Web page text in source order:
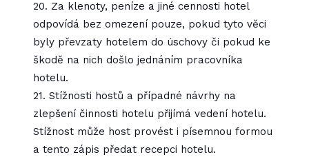
20. Za klenoty, peníze a jiné cennosti hotel
odpovídá bez omezení pouze, pokud tyto věci
byly převzaty hotelem do úschovy či pokud ke
škodě na nich došlo jednáním pracovníka
hotelu.
21. Stížnosti hostů a případné návrhy na
zlepšení činnosti hotelu přijímá vedení hotelu.
Stížnost může host provést i písemnou formou
a tento zápis předat recepci hotelu.